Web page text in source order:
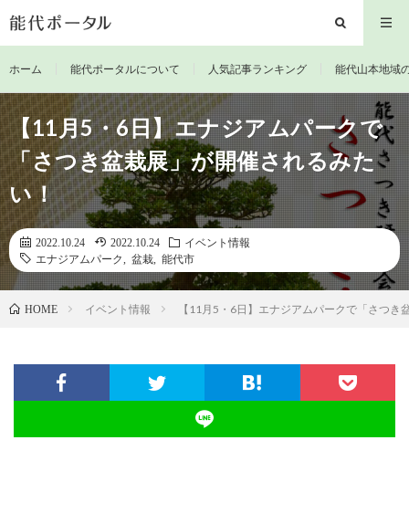
ホーム 能代ポータルについて 人気記事ランキング 能代山本地域
【11月5・6日】エナジアムパークで
「さつき盆栽展」が開催されるみた
い！
2022.10.24 2022.10.24
イベント情報
エナジアムパーク
盆栽 能代市
HOME イベント情報 【11月5・6日】エナジアムパークで「さつき